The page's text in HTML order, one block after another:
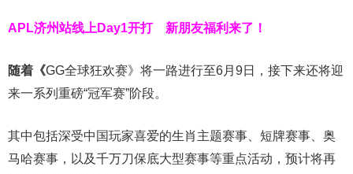
APL济州站线上Day1开打 新朋友福利来了！
随着《GG全球狂欢赛》将一路进行至6月9日，接下来还将迎
来一系列重磅“冠军赛”阶段。
其中包括深受中国玩家喜爱的生肖主题赛事、短牌赛事、奥
马哈赛事，以及千万刀保底大型赛事等重点活动，预计将再